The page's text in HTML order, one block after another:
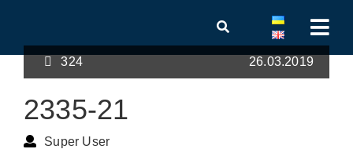
324 26.03.2019
2335-21
Super User